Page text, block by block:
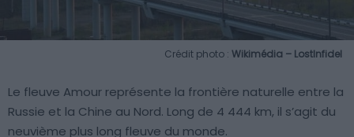
Crédit photo : Wikimédia – LostInfidel
Le fleuve Amour représente la frontière naturelle entre la
Russie et la Chine au Nord. Long de 4 444 km, il s’agit du
neuvième plus long fleuve du monde.